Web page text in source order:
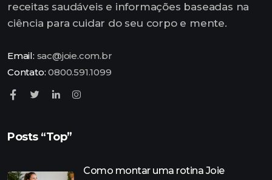
receitas saudáveis e informações baseadas na
ciência para cuidar do seu corpo e mente.
Email: sac@joie.com.br
Contato:0800.591.1099
Posts “Top”
Como montar uma rotina Joie